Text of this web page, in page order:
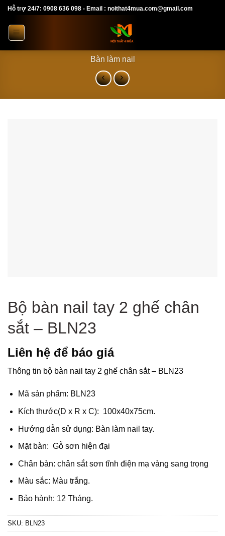
Skip
content
Hỗ trợ 24/7: 0908 636 098 - Email : noithat4mua.com@gmail.com
Bàn làm nail
Bộ bàn nail tay 2 ghế chân
sắt – BLN23
Liên hệ để báo giá
Thông tin bộ bàn nail tay 2 ghế chân sắt – BLN23
Mã sản phẩm: BLN23
Kích thước(D x R x C): 100x40x75cm.
Hướng dẫn sử dụng: Bàn làm nail tay.
Mặt bàn: Gỗ sơn hiện đại
Chân bàn: chân sắt sơn tĩnh điện mạ vàng sang trọng
Màu sắc: Màu trắng.
Bảo hành: 12 Tháng.
SKU: BLN23